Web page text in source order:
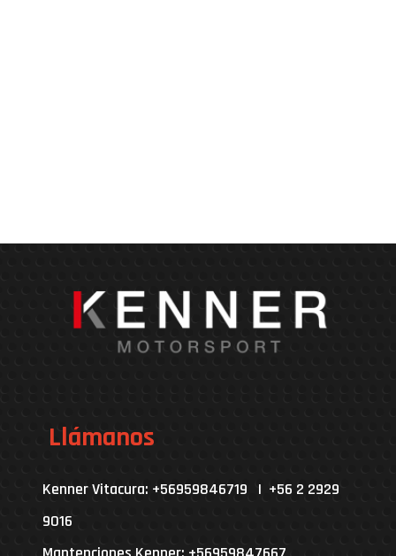
Llámanos
Kenner Vitacura: +56959846719 | +56 2 2929
9016